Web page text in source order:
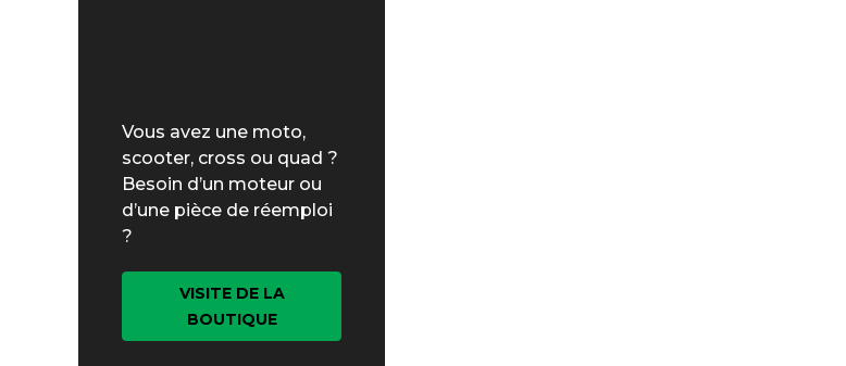
Vous avez une moto,
scooter, cross ou quad ?
Besoin d’un moteur ou
d’une pièce de réemploi
?
VISITE DE LA
BOUTIQUE